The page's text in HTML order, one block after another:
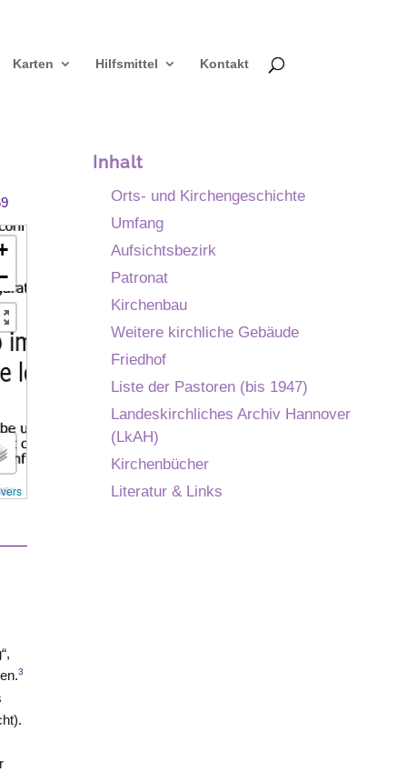
Karten Hilfsmittel Kontakt
3
Inhalt
Orts- und Kirchengeschichte
Umfang
Aufsichtsbezirk
Patronat
Kirchenbau
Weitere kirchliche Gebäude
Friedhof
Liste der Pastoren (bis 1947)
Landeskirchliches Archiv Hannover
(LkAH)
Kirchenbücher
Literatur & Links